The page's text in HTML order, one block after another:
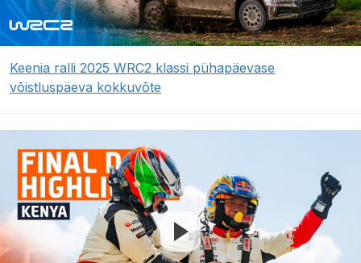
Keenia ralli 2025 WRC2 klassi pühapäevase
võistluspäeva kokkuvõte